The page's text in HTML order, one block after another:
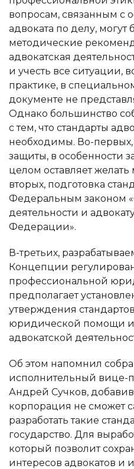
вопросам, связанным с
адвоката по делу, могут
методические
адвокатская
и учесть все ситуации,
практике, в
документе не
Однако большинство
с тем, что стандарты
необходимы. Во-первых,
защиты, в особенности
целом оставляет
вторых, подготовка
Федеральным законом
деятельности и
Федерации».
В-третьих,
Концепции
профессиональной
предполагает
утверждения
юридической помощи и
адвокатской
Об этом напомнил
исполнительный
Андрей Сучков,
корпорация не сможет
разработать такие
государство. Для
который позволит
интересов адвокатов и